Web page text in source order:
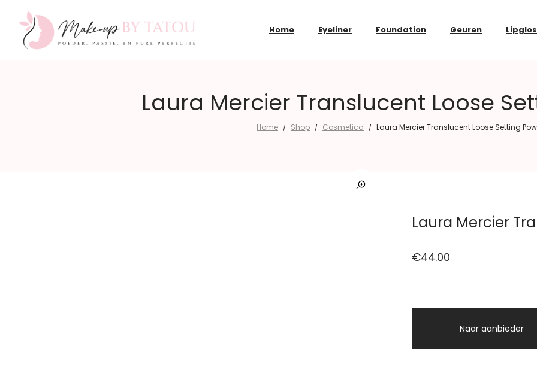
Home Eyeliner Foundation Geuren
Laura Mercier Translucent Loose
Home / Shop / Cosmetica / Laura Mercier Translucent Loose Setting
Laura Mercier
€44.00
Naar aanbieder